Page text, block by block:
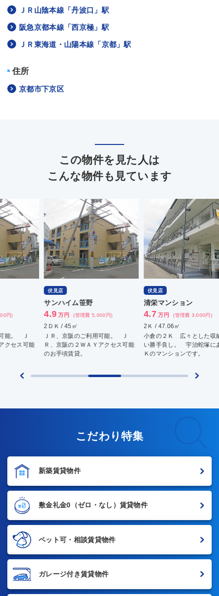
ＪＲ山陰本線「丹波口」駅
阪急京都本線「西京極」駅
ＪＲ東海道・山陽本線「京都」駅
住所
京都市下京区
この物件を見た人は
こんな物件も見ています
サンハイム笹野
4.9 (管理費 5,000円)
ＪＲ、京阪のご利用可能。 Ｊ
Ｒ、京阪の２ＷＡＹアクセス可能
のお手頃賃貸。
清栄マンション
4.7 (管理費 3,000円)
小倉の２Ｋ 広々とした収納は使
い勝手良し。 宇治蛇塚にある２
Ｋのマンションです。
4
駐
徒
こだわり特集
新築賃貸物件
敷金礼金0 （ゼロ・なし）賃貸物件
ペット可・相談賃貸物件
ガレージ付き賃貸物件